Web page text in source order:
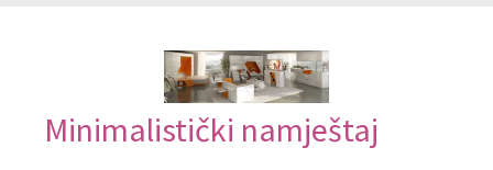
Minimalistički namještaj